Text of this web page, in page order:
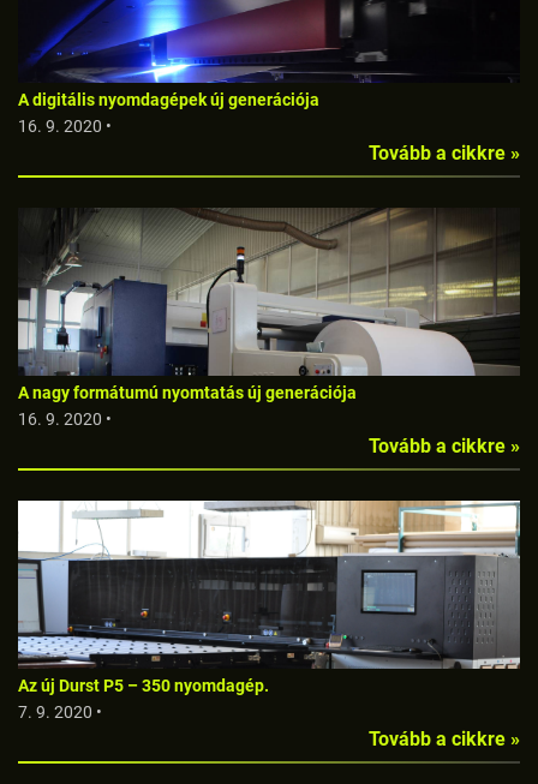
A digitális nyomdagépek új generációja
16. 9. 2020 •
Tovább a cikkre »
A nagy formátumú nyomtatás új generációja
16. 9. 2020 •
Tovább a cikkre »
Az új Durst P5 – 350 nyomdagép.
7. 9. 2020 •
Tovább a cikkre »